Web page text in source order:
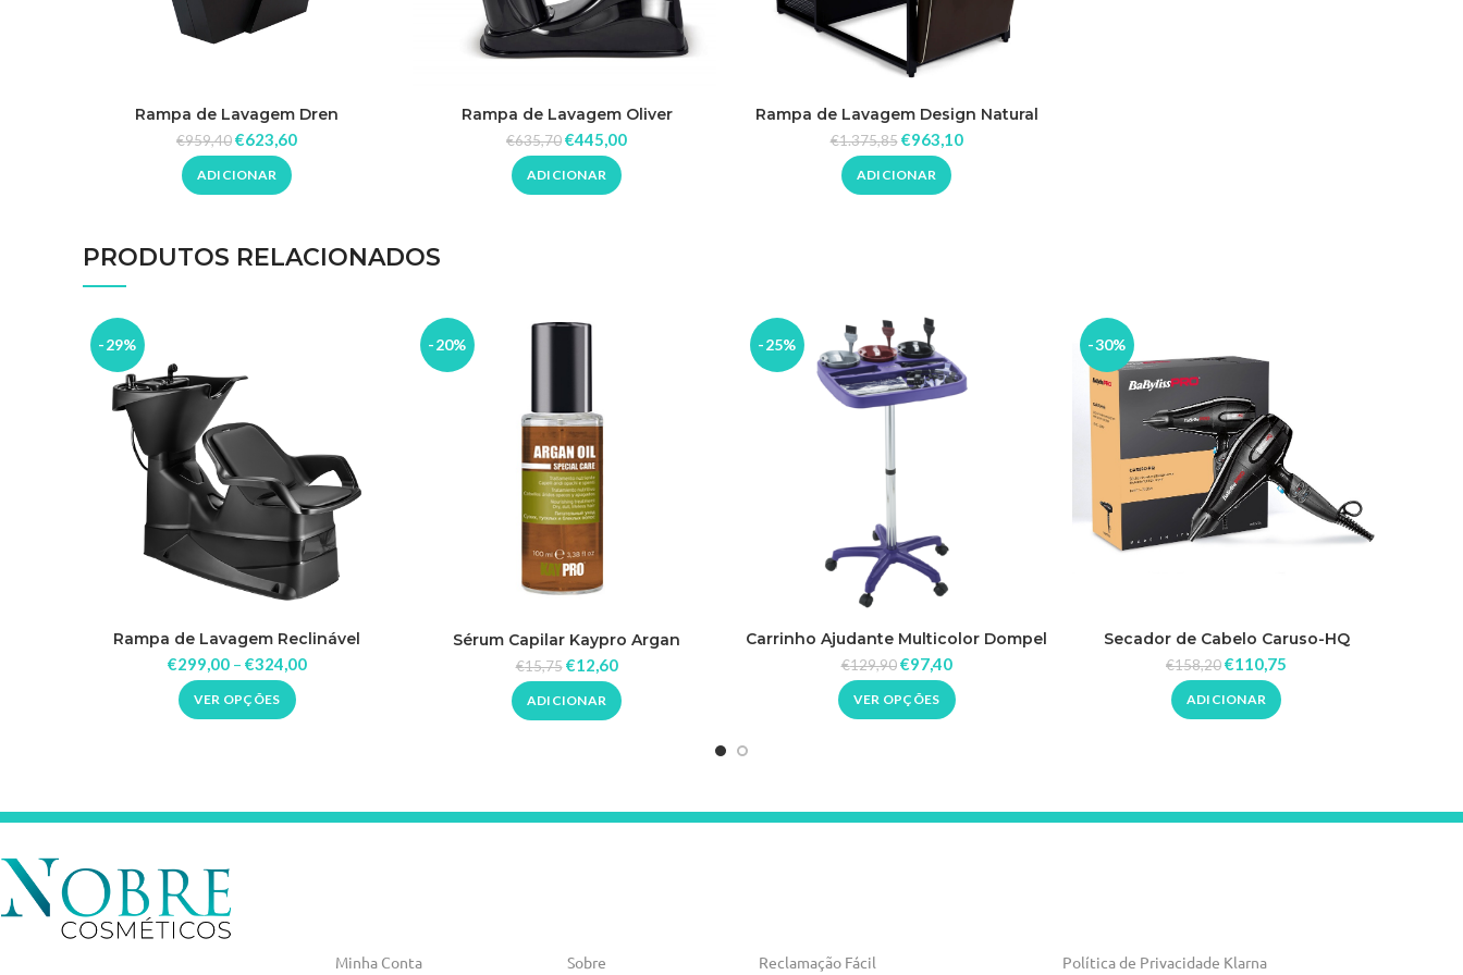
Rampa de Lavagem Dren
€959,40€623,60
ADICIONAR
Rampa de Lavagem Oliver
€635,70€445,00
ADICIONAR
Rampa de Lavagem Design Natural
Basil W
€1.375,85 €963,10
ADICIONAR
PRODUTOS RELACIONADOS
-29%
Rampa de Lavagem Reclinável
Champ Dompel
€299,00 – €324,00
VER OPÇÕES
-20%
Sérum Capilar Kaypro Argan
€15,75 €12,60
ADICIONAR
-25%
Carrinho Ajudante Multicolor Dompel
€129,90 €97,40
VER OPÇÕES
-30%
Secador de Cabelo Caruso-HQ
2400W Babyliss Pro
€158,20€110,75
ADICIONAR
Minha Conta Sobre Reclamação Fácil Política de Privacidade Klarna